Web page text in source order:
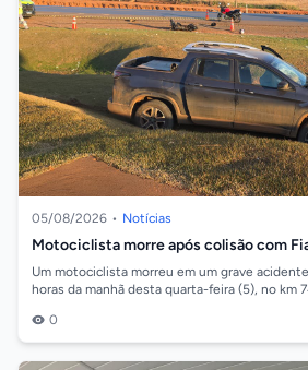
05/08/2026 • Notícias
Motociclista morre após colisão com
Um motociclista morreu em um grave
horas da manhã desta quarta-feira (5), no km
0